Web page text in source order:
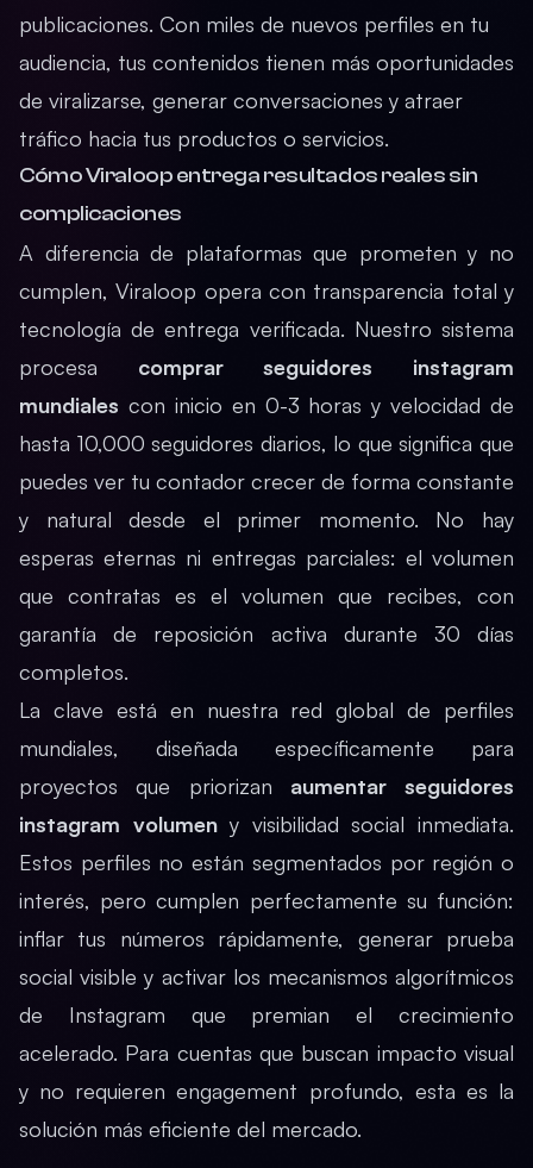
publicaciones. Con miles de nuevos perfiles en tu
audiencia, tus contenidos tienen más oportunidades
de viralizarse, generar conversaciones y atraer
tráfico hacia tus productos o servicios.
Cómo Viraloop entrega resultados reales sin
complicaciones
A diferencia de plataformas que prometen y no
cumplen, Viraloop opera con transparencia total y
tecnología de entrega verificada. Nuestro sistema
procesa comprar seguidores instagram
mundiales con inicio en 0-3 horas y velocidad de
hasta 10,000 seguidores diarios, lo que significa que
puedes ver tu contador crecer de forma constante
y natural desde el primer momento. No hay
esperas eternas ni entregas parciales: el volumen
que contratas es el volumen que recibes, con
garantía de reposición activa durante 30 días
completos.
La clave está en nuestra red global de perfiles
mundiales, diseñada específicamente para
proyectos que priorizan aumentar seguidores
instagram volumeny visibilidad social inmediata.
Estos perfiles no están segmentados por región o
interés, pero cumplen perfectamente su función:
inflar tus números rápidamente, generar prueba
social visible y activar los mecanismos algorítmicos
de Instagram que premian el crecimiento
acelerado. Para cuentas que buscan impacto visual
y no requieren engagement profundo, esta es la
solución más eficiente del mercado.